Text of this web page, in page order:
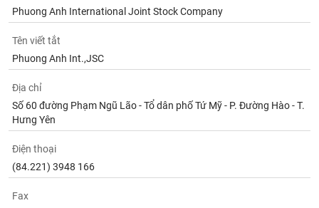
Phuong Anh International Joint Stock Company
Tên viết tắt
Phuong Anh Int.,JSC
Địa chỉ
Số 60 đường Phạm Ngũ Lão - Tổ dân phố Tứ Mỹ - P. Đường Hào - T.
Hưng Yên
Điện thoại
(84.221) 3948 166
Fax